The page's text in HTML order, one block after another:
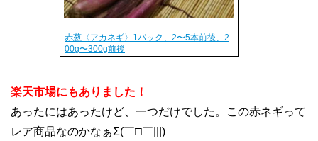
赤葱〈アカネギ〉1パック、2〜5本前後、2
00g〜300g前後
楽天市場にもありました！
あったにはあったけど、一つだけでした。この赤ネギって
レア商品なのかなぁΣ(￣□￣|||)